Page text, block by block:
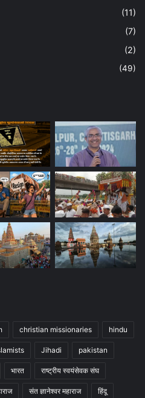
(11)
(7)
(2)
(49)
christian missionaries hindu
Jihadi pakistan
भारत राष्ट्रीय स्वयंसेवक संघ
संत ज्ञानेश्वर महाराज हिंदू